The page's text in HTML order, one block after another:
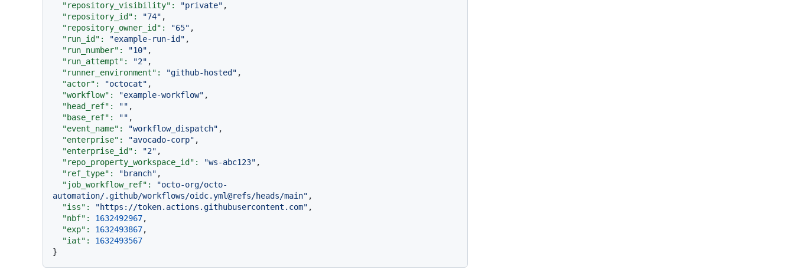
"repository_visibility":
"private" ,
"repository_id":
"74" ,
"repository_owner_id":
"65" ,
"run_id":
"example-run-id" ,
"run_number":
"10" ,
"run_attempt":
"2" ,
"runner_environment":
"github-hosted" ,
"actor":
"octocat" ,
"workflow":
"example-workflow" ,
"head_ref":
"" ,
"base_ref":
"" ,
"event_name":
"workflow_dispatch" ,
"enterprise":
"avocado-corp" ,
"enterprise_id":
"2" ,
"repo_property_workspace_id":
"ws-abc123" ,
"ref_type":
"branch" ,
"job_workflow_ref":
"octo-org/octo-
automation/.github/workflows/oidc.yml@refs/heads/main" ,
"iss":
"https://token.actions.githubusercontent.com" ,
"nbf":
1632492967,
"exp":
1632493867,
"iat":
1632493567